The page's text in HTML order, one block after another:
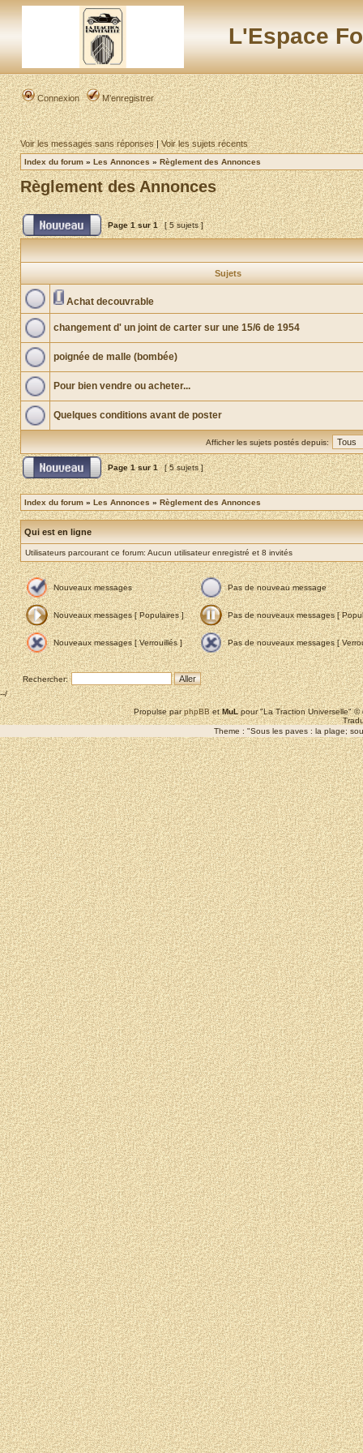
L'Espace
Connexion M’enregistrer
Voir les messages sans réponses|Voir les sujets récents
Index du forum » Les Annonces » Règlement des Annonces
Règlement des Annonces
Page1sur1 [ 5 sujets ]
Sujets
Achat decouvrable
changement d' un joint de carter sur une 15/6 de 1954
poignée de malle (bombée)
Pour bien vendre ou acheter...
Quelques conditions avant de poster
Afficher les sujets postés depuis:
Page1sur1 [ 5 sujets ]
Index du forum » Les Annonces » Règlement des Annonces
Qui est en ligne
Utilisateurs parcourant ce forum: Aucun utilisateur enregistré et 8 invités
Nouveaux messages Pas de nouveau message
Nouveaux messages [ Populaires ] Pas de nouveaux messages [
Nouveaux messages [ Verrouillés ] Pas de nouveaux messages [
Rechercher:
--/
Propulse parphpBBetMuLpour "La Traction Universelle"
Theme : "Sous les paves : la plage;